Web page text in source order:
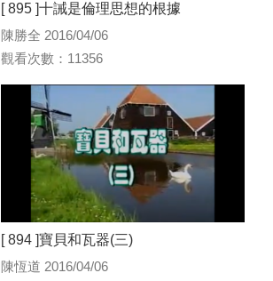
[ 895 ]十誡是倫理思想的根據
陳勝全 2016/04/06
觀看次數：11356
[ 894 ]寶貝和瓦器(三)
陳恆道 2016/04/06